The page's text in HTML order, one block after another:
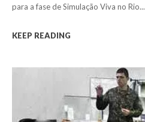
para a fase de Simulação Viva no Rio...
KEEP READING